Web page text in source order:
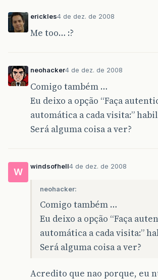
erickles4 de dez. de 2008
Me too… :?
neohacker4 de dez. de 2008
Comigo também …
Eu deixo a opção “Faça
automática a cada visita:”
Será alguma coisa a ver?
W
windsofhell4 de dez. de 2008
neohacker:
Comigo também …
Eu deixo a opção “Faça
automática a cada visita:”
Será alguma coisa a ver?
Acredito que nao porque, eu